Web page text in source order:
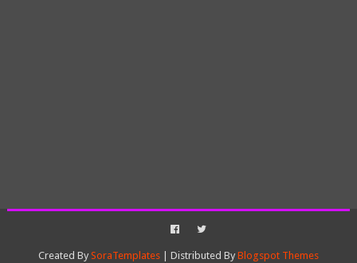
Created By SoraTemplates| Distributed By Blogspot Themes